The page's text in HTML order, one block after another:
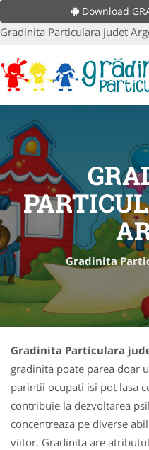
Download
Gradinita Particulara judet
Gradinita
Gradinita Particulara
gradinita poate parea doar
parintii ocupati isi pot lasa
contribuie la dezvoltarea
concentreaza pe diverse
viitor. Gradinita are